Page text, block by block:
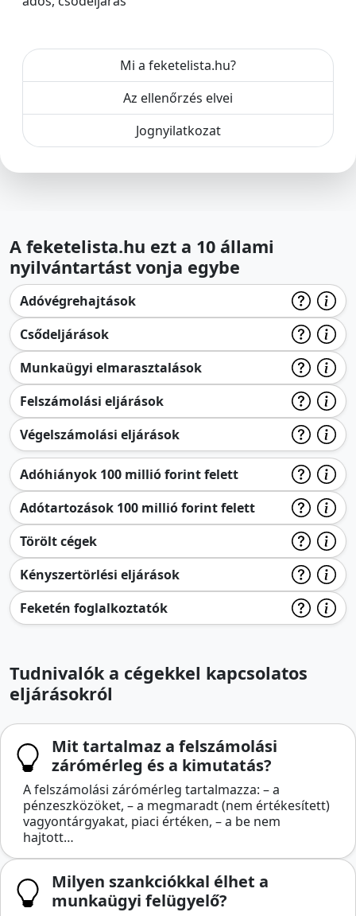
Mi a feketelista.hu?
Az ellenőrzés elvei
Jognyilatkozat
A feketelista.hu ezt a 10 állami
nyilvántartást vonja egybe
Adóvégrehajtások
Csődeljárások
Munkaügyi elmarasztalások
Felszámolási eljárások
Végelszámolási eljárások
Adóhiányok 100 millió forint felett
Adótartozások 100 millió forint felett
Törölt cégek
Kényszertörlési eljárások
Feketén foglalkoztatók
Tudnivalók a cégekkel kapcsolatos
eljárásokról
Mit tartalmaz a felszámolási
zárómérleg és a kimutatás?
A felszámolási zárómérleg tartalmazza: – a
pénzeszközöket, – a megmaradt (nem értékesített)
vagyontárgyakat, piaci értéken, – a be nem
hajtott…
Milyen szankciókkal élhet a
munkaügyi felügyelő?